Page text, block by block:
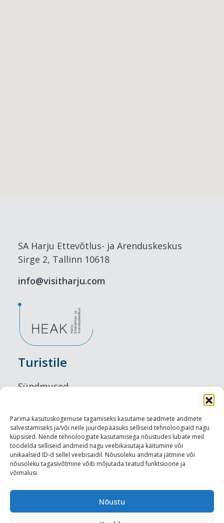
Parima kasutuskogemuse tagamiseks kasutame seadmete andmete
salvestamiseks ja/või neile juurdepääsuks selliseid tehnoloogiaid nagu
küpsised. Nende tehnoloogiate kasutamisega nõustudes lubate meil
töödelda selliseid andmeid nagu veebikasutaja käitumine või
unikaalsed ID-d sellel veebisaidil. Nõusoleku andmata jätmine või
nõusoleku tagasivõtmine võib mõjutada teatud funktsioone ja
võimalusi.
Nõustu
SA Harju Ettevõtlus- ja Arenduskeskus
Sirge 2, Tallinn 10618
info@visitharju.com
Turistile
Sündmused
Maitseelamused
Vaatamisväärsused
Visit Tallinn
Turismiprofessionaalile